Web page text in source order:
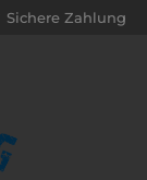
Sichere Zahlung